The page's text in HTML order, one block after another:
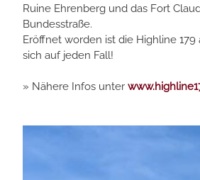
Ruine Ehrenberg und das Fort
Bundesstraße.
Eröffnet worden ist die Highline
sich auf jeden Fall!
» Nähere Infos unter